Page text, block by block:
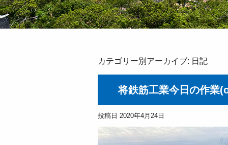
カテゴリー別アーカイブ: 日記
将鉄筋工業今日の作業
投稿日 2020年4月24日